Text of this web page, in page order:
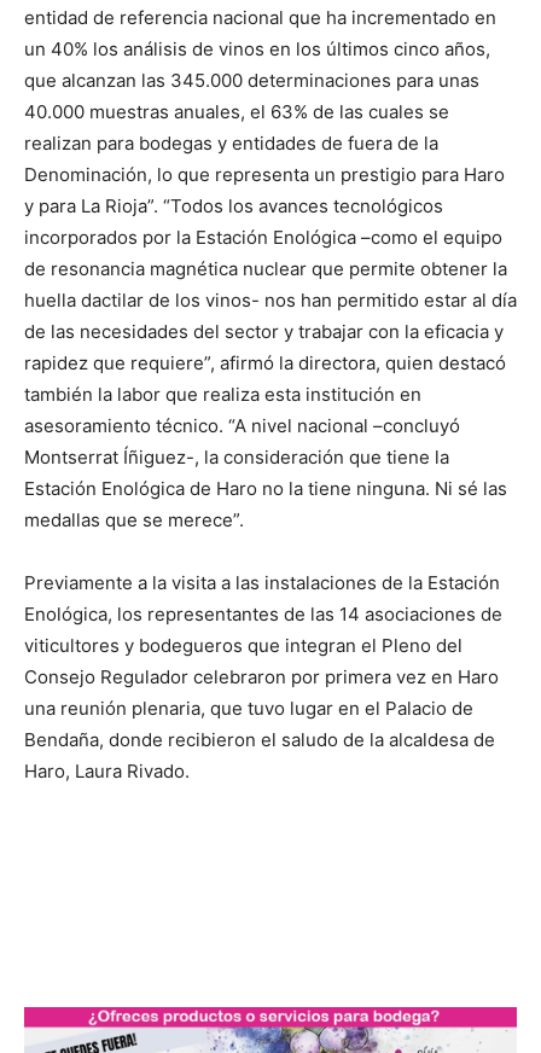
entidad de referencia nacional que ha incrementado en
un 40% los análisis de vinos en los últimos cinco años,
que alcanzan las 345.000 determinaciones para unas
40.000 muestras anuales, el 63% de las cuales se
realizan para bodegas y entidades de fuera de la
Denominación, lo que representa un prestigio para Haro
y para La Rioja”. “Todos los avances tecnológicos
incorporados por la Estación Enológica –como el equipo
de resonancia magnética nuclear que permite obtener la
huella dactilar de los vinos- nos han permitido estar al día
de las necesidades del sector y trabajar con la eficacia y
rapidez que requiere”, afirmó la directora, quien destacó
también la labor que realiza esta institución en
asesoramiento técnico. “A nivel nacional –concluyó
Montserrat Íñiguez-, la consideración que tiene la
Estación Enológica de Haro no la tiene ninguna. Ni sé las
medallas que se merece”.
Previamente a la visita a las instalaciones de la Estación
Enológica, los representantes de las 14 asociaciones de
viticultores y bodegueros que integran el Pleno del
Consejo Regulador celebraron por primera vez en Haro
una reunión plenaria, que tuvo lugar en el Palacio de
Bendaña, donde recibieron el saludo de la alcaldesa de
Haro, Laura Rivado.